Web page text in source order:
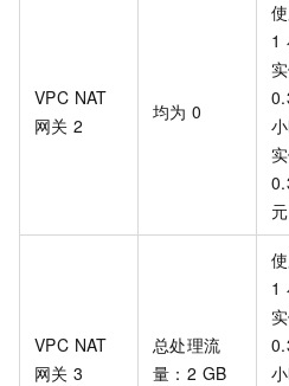
VPC NAT
网关 2
均为 0
1
元
VPC NAT
网关 3
总处理流
量：2 GB
1